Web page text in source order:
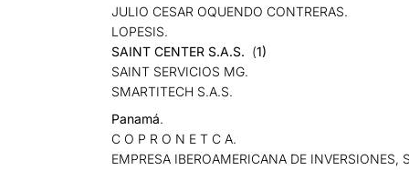
JULIO CESAR OQUENDO CONTRERAS.
LOPESIS.
SAINT CENTER S.A.S. (1)
SAINT SERVICIOS MG.
SMARTITECH S.A.S.
Panamá.
C O P R O N E T C A.
EMPRESA IBEROAMERICANA DE INVERSIONES,